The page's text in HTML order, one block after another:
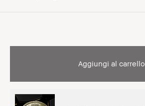
Aggiungi al carrello